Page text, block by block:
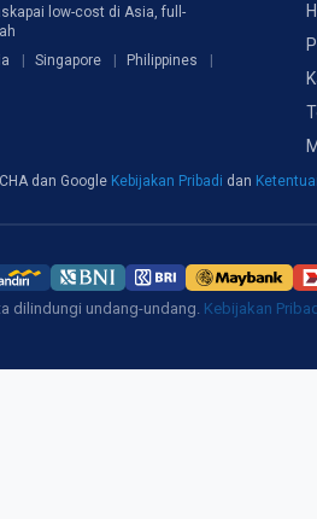
low-cost di Asia, full-
Singapore
Philippines
dan Google Kebijakan Pribadi dan
dilindungi undang-undang. Kebijakan